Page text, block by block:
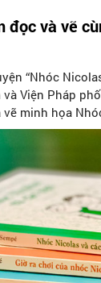
đọc và vẽ
“Nhóc
Viện Pháp
minh họa
11h30 ngày 15/